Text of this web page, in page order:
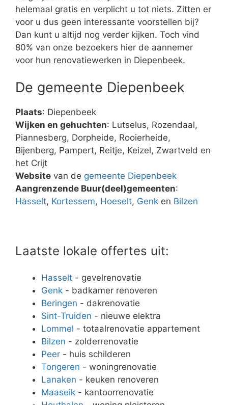
helemaal gratis en verplicht u tot niets. Zitten er
voor u dus geen interessante voorstellen bij?
Dan kunt u altijd nog verder kijken. Toch vind
80% van onze bezoekers hier de aannemer
voor hun renovatiewerken in Diepenbeek.
De gemeente Diepenbeek
Plaats: Diepenbeek
Wijken en gehuchten: Lutselus, Rozendaal,
Piannesberg, Dorpheide, Rooierheide,
Bijenberg, Pampert, Reitje, Keizel, Zwartveld en
het Crijt
Website van de gemeente Diepenbeek
Aangrenzende Buur(deel)gemeenten:
Hasselt, Kortessem, Hoeselt, Genk en Bilzen
Laatste lokale offertes uit:
Hasselt - gevelrenovatie
Genk - badkamer renoveren
Beringen - dakrenovatie
Sint-Truiden - nieuwe elektra
Lommel - totaalrenovatie appartement
Bilzen - zolderrenovatie
Peer - huis schilderen
Tongeren - woningrenovatie
Lanaken - keuken renoveren
Maaseik - kantoorrenovatie